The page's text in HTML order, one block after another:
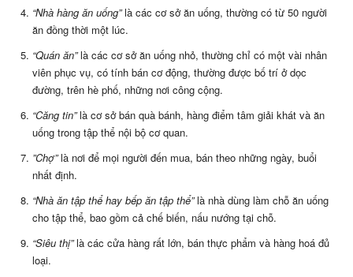
“Nhà hàng ăn uống”là các cơ sở ăn uống, thường có từ 50 người
ăn đồng thời một lúc.
“Quán ăn”là các cơ sở ăn uống nhỏ, thường chỉ có một vài nhân
viên phục vụ, có tính bán cơ động, thường được bố trí ở dọc
đường, trên hè phố, những nơi công cộng.
“Căng tin”là cơ sở bán quà bánh, hàng điểm tâm giải khát và ăn
uống trong tập thể nội bộ cơ quan.
”Chợ”là nơi để mọi người đến mua, bán theo những ngày, buổi
nhất định.
“Nhà ăn tập thể hay bếp ăn tập thể”là nhà dùng làm chỗ ăn uống
cho tập thể, bao gồm cả chế biến, nấu nướng tại chỗ.
“Siêu thị”là các cửa hàng rất lớn, bán thực phẩm và hàng hoá đủ
loại.